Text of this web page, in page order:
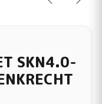
SKN4.0-